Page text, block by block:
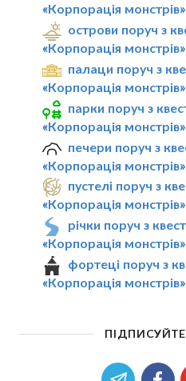
«Корпорація монстрів»
острови поруч з
«Корпорація монстрів»
палаци поруч з
«Корпорація монстрів»
парки поруч з
«Корпорація монстрів»
печери поруч з
«Корпорація монстрів»
пустелі поруч з
«Корпорація монстрів»
річки поруч з
«Корпорація монстрів»
фортеці поруч з
«Корпорація монстрів»